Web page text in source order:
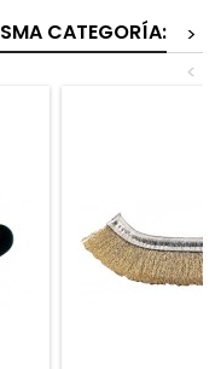
CATEGORÍA:
>
<